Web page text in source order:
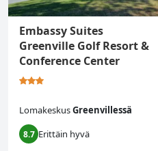
Embassy Suites
Greenville Golf Resort &
Conference Center
LomakeskusGreenvillessä
8.7 Erittäin hyvä